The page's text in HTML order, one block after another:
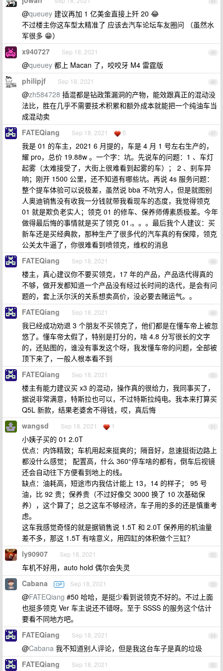
@queuey 建议再加 1 亿美金直接上歼 20 😂
不过楼主你这车型太精准了 应该去汽车论坛车友圈问 （虽然水
军很多 😁）
45
x940727 Sep 18, 2021
@queuey 都上 Macan 了，咬咬牙 M4 雷霆版
46
philipjf Sep 18, 2021
@zh584728 插混都是钻政策漏洞的产物，能效跟真正的混动没
法比，胜在几乎不需要技术积累和额外成本就能把一个纯油车当
成混动卖
47
FATEQiang Sep 18, 2021 5
我是 01 的车主，2021 6 月提的，车是 4 月 1 号左右生产的，
耀 pro，总价 19.88w 。一个字：坑。先说车的问题：1 、车灯
起雾（太难接受了，大街上很难看到起雾的车）； 2 、刹车异
响；刚开 1500 公里，还不知道有哪些坑。再说 4s 服务问题：
整个提车体验可以说极差，虽然说 bba 不吭穷人，但是就图别
人奥迪销售没有收我一分钱就带我看现车的态度，我觉得领克
01 就是欺负老实人；领克 01 的修车、保养师傅素质极差。今年
做得最后悔的事情就是买了领克 01.。。。最后我个人建议：买
新车还是买经典款，那种生产了很多代的汽车真的有保障，领克
公关太牛逼了，你很难看到喷领克，维权的消息
48
FATEQiang Sep 18, 2021
楼主，真心建议你不要买领克，17 年的产品，产品迭代得真的
不够，做开发都知道一个产品没有经过长时间的迭代，是会有问
题的，套上沃尔沃的关系想卖高价，没必要去赌运气。。
49
FATEQiang Sep 18, 2021
我已经成功劝退 3 个朋友不买领克了，他们都是在懂车帝上被忽
悠了。懂车帝太假了，特别是打分的，啥 4.8 分写很长的文字
的，还贴图的，谁没有事发这个呀，我发懂车帝的问题，全部被
顶下来了，一般人根本看不到
50
FATEQiang Sep 18, 2021
楼主有能力建议买 x3 的混动，操作真的很给力，我同事买了，
据说非常满意，特斯拉也可以，不过特斯拉纯电。我本来打算买
Q5L 新款，结果老婆舍不得钱，哎，真后悔
51
wangsd Sep 18, 2021 1
小姨子买的 01 2.0T
优点：内饰精致；车机用起来挺爽的；隔音好，怠速挺街边路上
都没什么感觉； 配置高，什么 360°停车啥的都有，倒车后视镜
还会自动往下方便看到地上的线。
缺点：油耗高，短途市内我估计能上 13，14 的样子； 95 号
油，比 92 贵；保养贵（不过好像交 3000 换了 10 次基础保
养），这个算了；总之这车不够经济，车子用的多的还是慎重考
虑。
这车我感觉奇怪的就是据销售说 1.5T 和 2.0T 保养用的机油量
差不多，那这 1.5T 有啥意义，用四缸的体积做个三缸？
52
ly90907 Sep 18, 2021
车机不好用，auto hold 偶尔会失灵
53
Cabana OP Sep 18, 2021
@FATEQiang #50 哈哈，是挺少看到说领克不好的。不过上面
也挺多领克 Ver 车主说还不错呀。至于 SSSS 的服务这个估计
要看不同地方吧。
54
FATEQiang Sep 18, 2021
@Cabana 我不知道别人评论，但是我这台车子是真的垃圾
55
FATEQiang Sep 18, 2021